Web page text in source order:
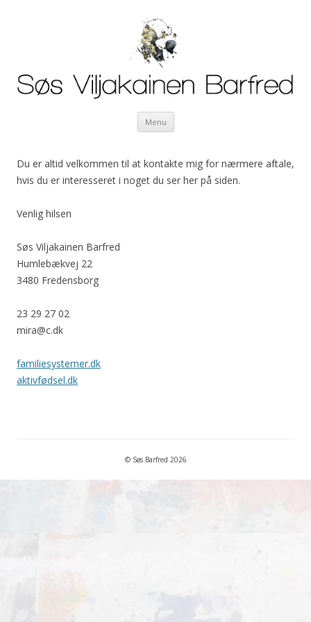
Søs Viljakainen Barfred
Menu Skip to content
Du er altid velkommen til at kontakte mig for nærmere aftale,
hvis du er interesseret i noget du ser her på siden.
Venlig hilsen
Søs Viljakainen Barfred
Humlebækvej 22
3480 Fredensborg
23 29 27 02
mira@c.dk
familiesystemer.dk
aktivfødsel.dk
© Søs Barfred 2026